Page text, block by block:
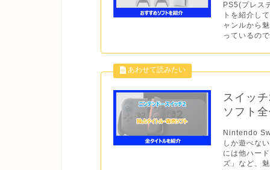
PS5(プレス
トを紹介し
ャンルから
っているの
スイッ
ソフト
Nintendo
しか遊べな
には他ハー
ズ」など、